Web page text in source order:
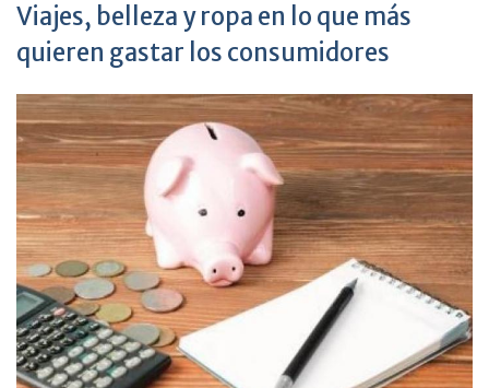
Viajes, belleza y ropa en lo que más
quieren gastar los consumidores